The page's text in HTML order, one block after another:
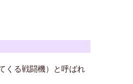
くる戦闘機）と呼ばれ